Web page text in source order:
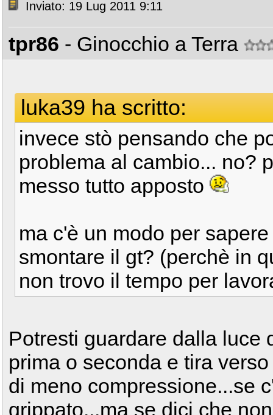
Inviato: 19 Lug 2011 9:11
tpr86 - Ginocchio a Terra
luka39 ha scritto:
invece stò pensando che
problema al cambio... no?
messo tutto apposto
ma c'è un modo per
smontare il gt? (perchè in
non trovo il tempo per
Potresti guardare dalla luce
prima o seconda e tira
di meno compressione...se
grippato...ma se dici che